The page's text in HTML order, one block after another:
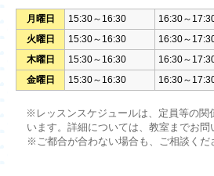
月曜日 15:30～16:30 16:30～
火曜日
15:30～16:30 16:30～
木曜日
15:30～16:30 16:30～
金曜日
15:30～16:30 16:30～
※レッスンスケジュールは、定員等の関
います。詳細については、教室までお問
※ご都合が合わない場合も、ご相談くだ